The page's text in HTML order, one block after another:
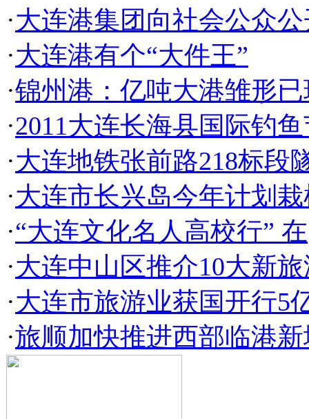
·大连港集团向社会公众
·大连港有个“大件王”
·锦州港：亿吨大港雏形
·2011大连长海县国际钓
·大连地铁张前路218标段
·大连市长兴岛今年计划栽
·“大连文化名人高校行” 在
·大连中山区推介10大新
·大连市旅游业获国开行5
·旅顺加快推进西部临港